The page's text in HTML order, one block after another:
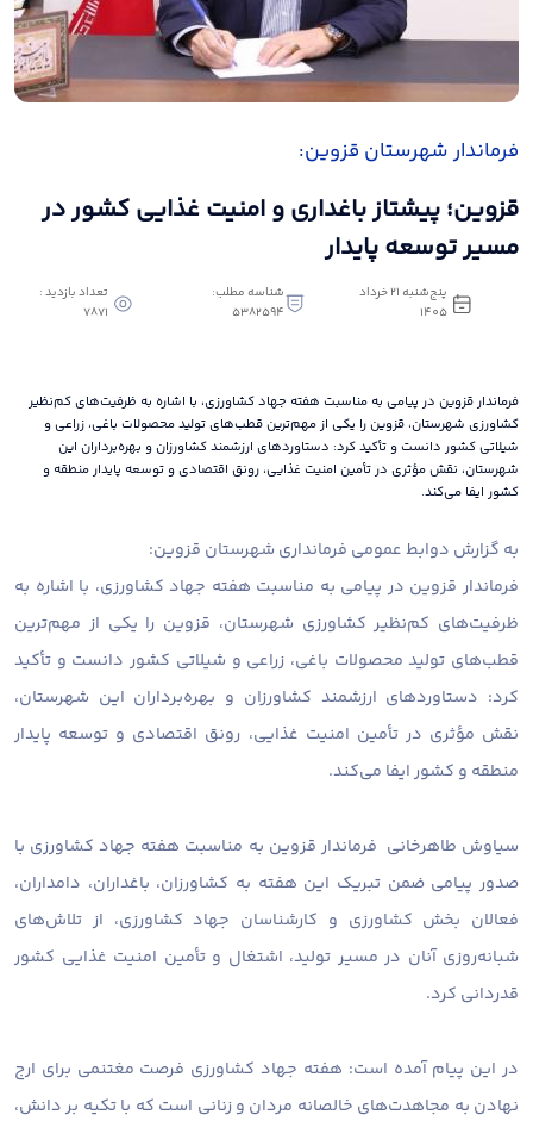
فرماندار شهرستان قزوین:
قزوین؛ پیشتاز باغداری و امنیت غذایی کشور در
مسیر توسعه پایدار
پنج‌شنبه 21 خرداد
1405
شناسه مطلب:
5382594
تعداد بازدید :
7871
فرماندار قزوین در پیامی به مناسبت هفته جهاد کشاورزی، با اشاره به ظرفیت‌های کم‌نظیر
کشاورزی شهرستان، قزوین را یکی از مهم‌ترین قطب‌های تولید محصولات باغی، زراعی و
شیلاتی کشور دانست و تأکید کرد: دستاوردهای ارزشمند کشاورزان و بهره‌برداران این
شهرستان، نقش مؤثری در تأمین امنیت غذایی، رونق اقتصادی و توسعه پایدار منطقه و
کشور ایفا می‌کند.
به گزارش دوابط عمومی فرمانداری شهرستان قزوین:
فرماندار قزوین در پیامی به مناسبت هفته جهاد کشاورزی، با اشاره به
ظرفیت‌های کم‌نظیر کشاورزی شهرستان، قزوین را یکی از مهم‌ترین
قطب‌های تولید محصولات باغی، زراعی و شیلاتی کشور دانست و تأکید
کرد: دستاوردهای ارزشمند کشاورزان و بهره‌برداران این شهرستان،
نقش مؤثری در تأمین امنیت غذایی، رونق اقتصادی و توسعه پایدار
منطقه و کشور ایفا می‌کند.
سیاوش طاهرخانی فرماندار قزوین به مناسبت هفته جهاد کشاورزی با
صدور پیامی ضمن تبریک این هفته به کشاورزان، باغداران، دامداران،
فعالان بخش کشاورزی و کارشناسان جهاد کشاورزی، از تلاش‌های
شبانه‌روزی آنان در مسیر تولید، اشتغال و تأمین امنیت غذایی کشور
قدردانی کرد.
در این پیام آمده است: هفته جهاد کشاورزی فرصت مغتنمی برای ارج
نهادن به مجاهدت‌های خالصانه مردان و زنانی است که با تکیه بر دانش،